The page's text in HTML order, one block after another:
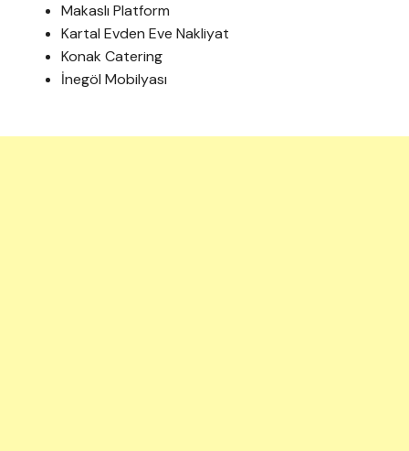
Makaslı Platform
Kartal Evden Eve Nakliyat
Konak Catering
İnegöl Mobilyası